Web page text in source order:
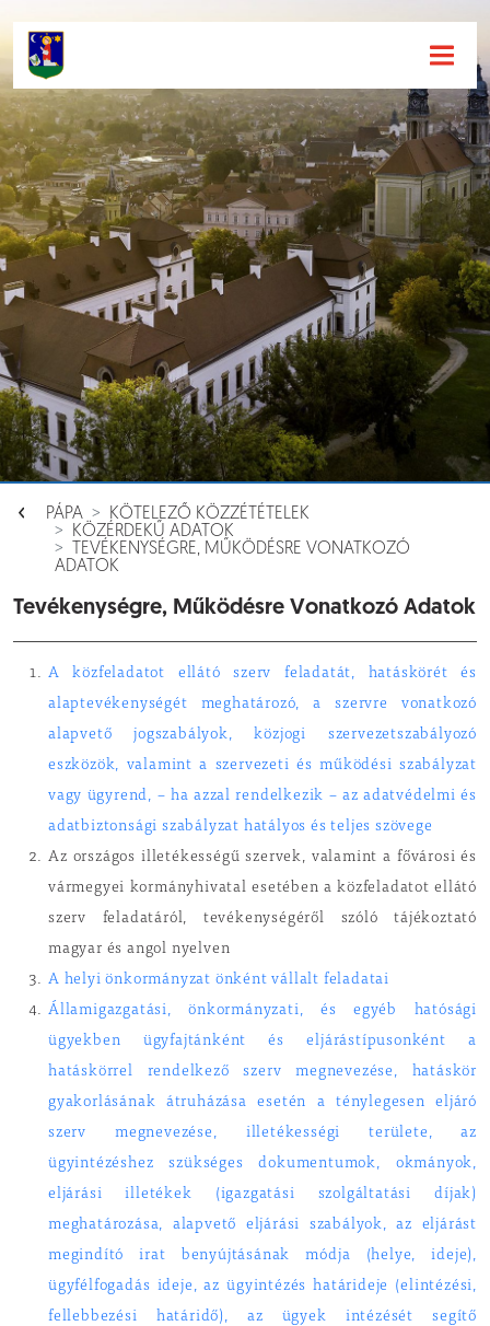
PÁPA
KÖTELEZŐ KÖZZÉTÉTELEK
KÖZÉRDEKŰ ADATOK
TEVÉKENYSÉGRE, MŰKÖDÉSRE VONATKOZÓ
ADATOK
Tevékenységre, Működésre Vonatkozó Adatok
A közfeladatot ellátó szerv feladatát, hatáskörét és
alaptevékenységét meghatározó, a szervre vonatkozó
alapvető jogszabályok, közjogi szervezetszabályozó
eszközök, valamint a szervezeti és működési szabályzat
vagy ügyrend, – ha azzal rendelkezik – az adatvédelmi és
adatbiztonsági szabályzat hatályos és teljes szövege
Az országos illetékességű szervek, valamint a fővárosi és
vármegyei kormányhivatal esetében a közfeladatot ellátó
szerv feladatáról, tevékenységéről szóló tájékoztató
magyar és angol nyelven
A helyi önkormányzat önként vállalt feladatai
Államigazgatási, önkormányzati, és egyéb hatósági
ügyekben ügyfajtánként és eljárástípusonként a
hatáskörrel rendelkező szerv megnevezése, hatáskör
gyakorlásának átruházása esetén a ténylegesen eljáró
szerv megnevezése, illetékességi területe, az
ügyintézéshez szükséges dokumentumok, okmányok,
eljárási illetékek (igazgatási szolgáltatási díjak)
meghatározása, alapvető eljárási szabályok, az eljárást
megindító irat benyújtásának módja (helye, ideje),
ügyfélfogadás ideje, az ügyintézés határideje (elintézési,
fellebbezési határidő), az ügyek intézését segítő
Hírek []
Események []
Dokumentumok []
Aloldalak []